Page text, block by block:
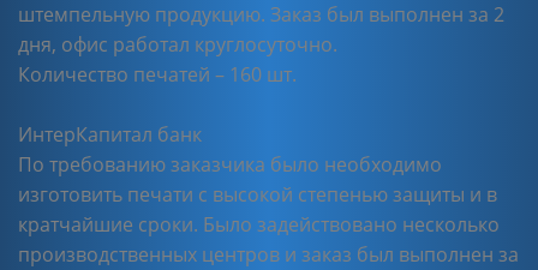
штемпельную продукцию. Заказ был выполнен за 2
дня, офис работал круглосуточно.
Количество печатей – 160 шт.
ИнтерКапитал банк
По требованию заказчика было необходимо
изготовить печати с высокой степенью защиты и в
кратчайшие сроки. Было задействовано несколько
производственных центров и заказ был выполнен за